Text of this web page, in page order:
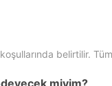
belirtilir.
miyim?